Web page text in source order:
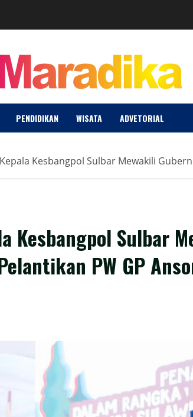
PENDIDIKAN WISATA ADVETORIAL
Kesbangpol Sulbar Mewakili
Kesbangpol Sulbar
PW GP